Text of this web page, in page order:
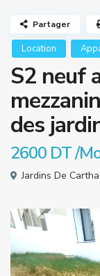
Location
S2 neuf
des
2600 DT/
Jardins De
Partager